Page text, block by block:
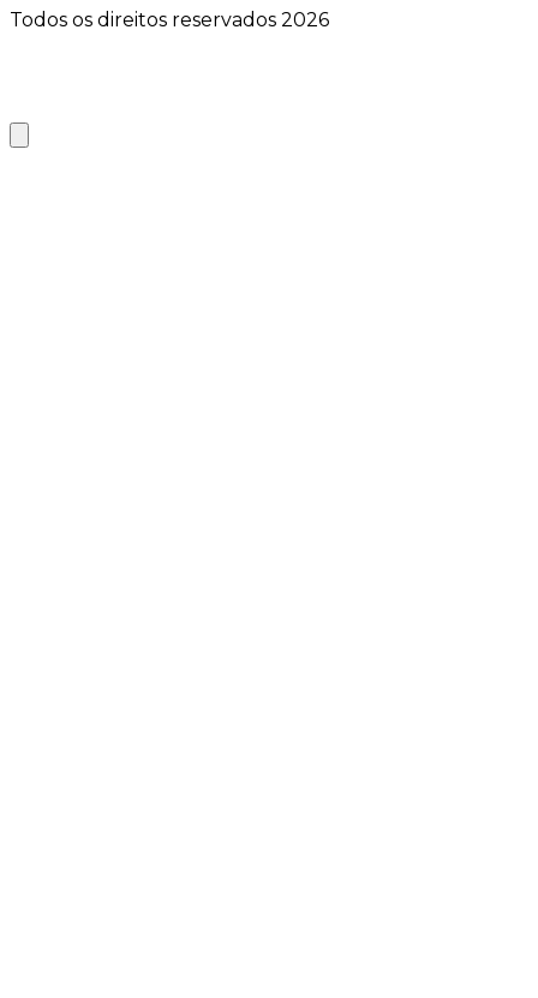
Todos os direitos reservados 2026